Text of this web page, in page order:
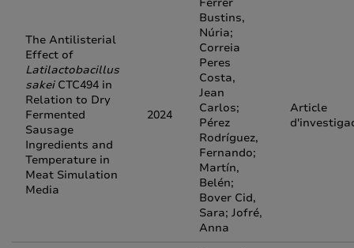
The Antilisterial
Effect of
Latilactobacillus
sakeiCTC494 in
Relation to Dry
Fermented
Sausage
Ingredients and
Temperature in
Meat Simulation
Media
2024
Bustins,
Núria;
Correia
Peres
Costa,
Jean
Carlos;
Pérez
Rodríguez,
Fernando;
Martín,
Belén;
Bover Cid,
Sara; Jofré,
Anna
Article